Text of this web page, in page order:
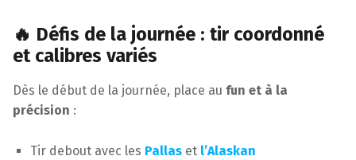
🔥 Défis de la journée : tir coordonné
et calibres variés
Dès le début de la journée, place au fun et à la
précision :
Tir debout avec les Pallas et l’Alaskan